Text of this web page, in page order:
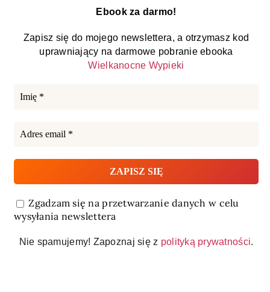
Ebook za darmo!
Zapisz się do mojego newslettera, a otrzymasz kod
uprawniający na darmowe pobranie ebooka
Wielkanocne Wypieki
Zgadzam się na przetwarzanie danych w celu
wysyłania newslettera
Nie spamujemy! Zapoznaj się z polityką prywatności.